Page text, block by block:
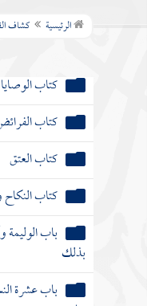
الرئيسية كشاف
باب الهبة
كتاب الفرائض
كتاب العتق
كتاب
باب الوليمة
بذلك
بها